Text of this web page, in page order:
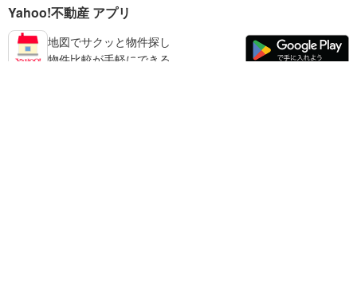
Yahoo!不動産 アプリ
地図でサクッと物件探し
物件比較が手軽にできる